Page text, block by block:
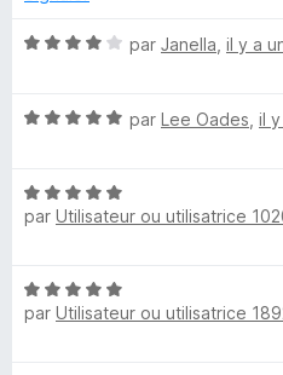
n
d
r
a
i
N
é
u
r
par Janella il y a
N
é
5
r
5
par Lee Oades il
N
o
5
s
par Utilisateur ou utilisatrice
N
o
par Utilisateur ou utilisatrice